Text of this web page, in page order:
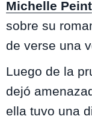
Michelle Peint
sobre su
de verse una
Luego de la
dejó
ella tuvo una